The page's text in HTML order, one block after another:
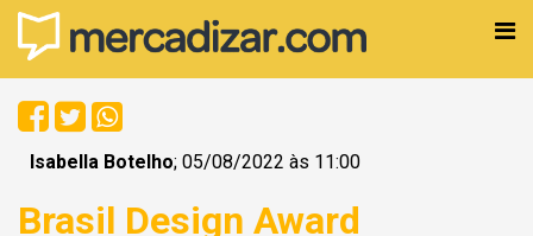
Isabella Botelho; 05/08/2022 às 11:00
Brasil Design Award